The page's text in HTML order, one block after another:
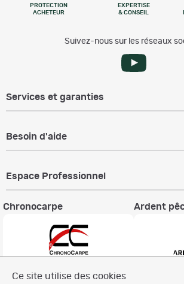
Ce site utilise des cookies
PROTECTION
ACHETEUR
EXPERTISE
& CONSEIL
Suivez-nous sur les réseaux
Services et garanties
Besoin d'aide
Espace Professionnel
Chronocarpe Ardent